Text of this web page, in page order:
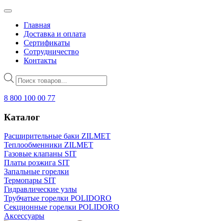
Главная
Доставка и оплата
Сертификаты
Сотрудничество
Контакты
Поиск
товаров
8 800 100 00 77
Каталог
Расширительные баки ZILMET
Теплообменники ZILMET
Газовые клапаны SIT
Платы розжига SIT
Запальные горелки
Термопары SIT
Гидравлические узлы
Трубчатые горелки POLIDORO
Секционные горелки POLIDORO
Аксессуары